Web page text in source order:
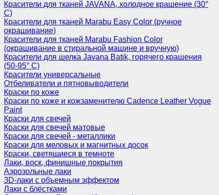
Красители для тканей JAVANA, холодное крашение (30°
С)
Красители для тканей Marabu Easy Color (ручное
окрашивание)
Красители для тканей Marabu Fashion Color
(окрашивание в стиральной машине и вручную)
Красители для шелка Javana Batik, горячего крашения
(50-95° С)
Красители универсальные
Отбеливатели и пятновыводители
Краски по коже
Краски по коже и кожзаменителю Cadence Leather Vogue
Paint
Краски для свечей
Краски для свечей матовые
Краски для свечей - металлики
Краски для меловых и магнитных досок
Краски, светящиеся в темноте
Лаки, воск, финишные покрытия
Аэрозольные лаки
3D-лаки с объемным эффектом
Лаки с блёстками